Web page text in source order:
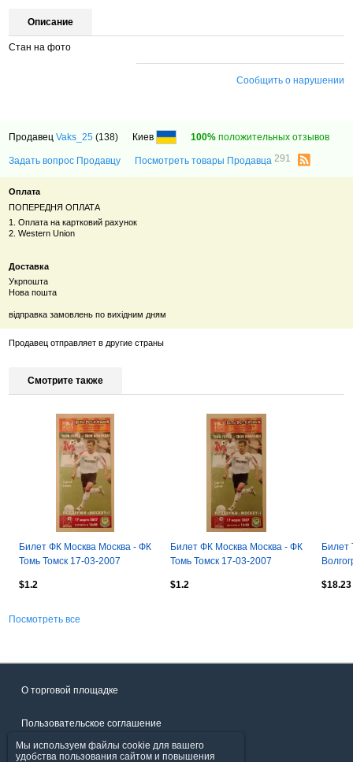
Описание
Стан на фото
Сообщить о нарушении
ПродавецVaks_25 (138) Киев 100% положительных отзывов
Задать вопрос Продавцу Посмотреть товары Продавца291
Оплата
ПОПЕРЕДНЯ ОПЛАТА
1. Оплата на картковий рахунок
2. Western Union
Доставка
Укрпошта
Нова пошта
відправка замовлень по вихідним дням
Продавец отправляет в другие страны
Смотрите также
Билет ФК Москва Москва - ФК
Томь Томск 17-03-2007
$1.2
Билет ФК Москва Москва - ФК
Томь Томск 17-03-2007
$1.2
Билет
$18.23
Посмотреть все
О торговой площадке
Пользовательское соглашение
Политика конфиденциальности
Мы используем файлы cookie для вашего
удобства пользования сайтом и повышения